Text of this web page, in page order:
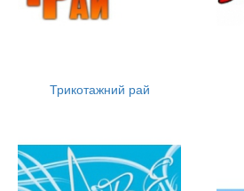
Трикотажний рай